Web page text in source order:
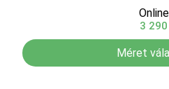
3
Méret